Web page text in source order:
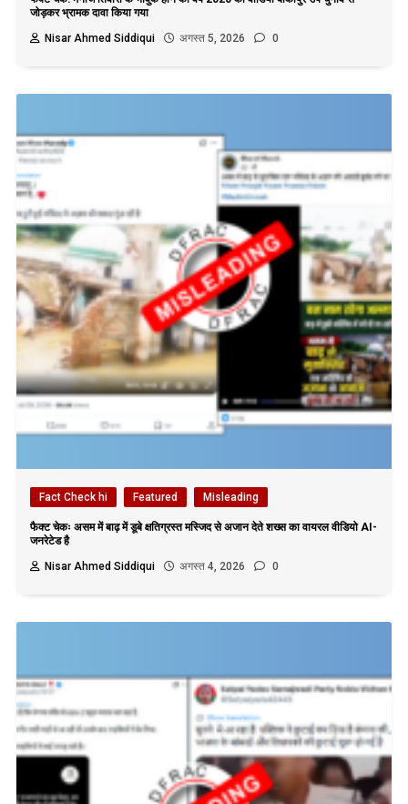
जोड़कर भ्रामक दावा किया गया
Nisar Ahmed Siddiqui
अगस्त 5, 2026 0
Fact Check hi Featured Misleading
फैक्ट चेकः असम में बाढ़ में डूबे क्षतिग्रस्त मस्जिद से अजान देते शख्स का वायरल वीडियो AI-
जनरेटेड है
Nisar Ahmed Siddiqui
अगस्त 4, 2026 0